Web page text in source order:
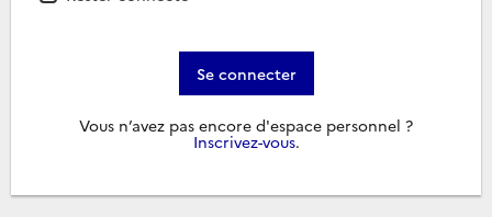
Se connecter
Vous n’avez pas encore d'espace personnel ?
Inscrivez-vous.